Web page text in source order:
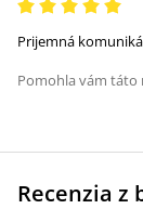
Prijemná
Pomohla vám táto
Recenzia z